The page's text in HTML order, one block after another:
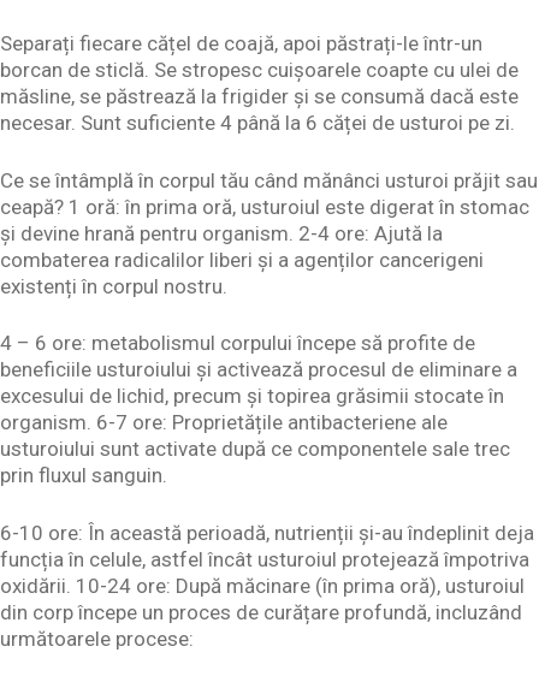
Separați fiecare cățel de coajă, apoi păstrați-le într-un
borcan de sticlă. Se stropesc cuișoarele coapte cu ulei de
măsline, se păstrează la frigider și se consumă dacă este
necesar. Sunt suficiente 4 până la 6 căței de usturoi pe zi.
Ce se întâmplă în corpul tău când mănânci usturoi prăjit sau
ceapă? 1 oră: în prima oră, usturoiul este digerat în stomac
și devine hrană pentru organism. 2-4 ore: Ajută la
combaterea radicalilor liberi și a agenților cancerigeni
existenți în corpul nostru.
4 – 6 ore: metabolismul corpului începe să profite de
beneficiile usturoiului și activează procesul de eliminare a
excesului de lichid, precum și topirea grăsimii stocate în
organism. 6-7 ore: Proprietățile antibacteriene ale
usturoiului sunt activate după ce componentele sale trec
prin fluxul sanguin.
6-10 ore: În această perioadă, nutrienții și-au îndeplinit deja
funcția în celule, astfel încât usturoiul protejează împotriva
oxidării. 10-24 ore: După măcinare (în prima oră), usturoiul
din corp începe un proces de curățare profundă, incluzând
următoarele procese: